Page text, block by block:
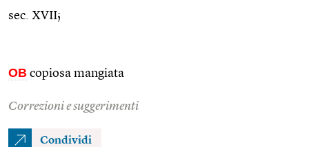
sec. XVII;
OB copiosa mangiata
Correzioni e suggerimenti
Condividi